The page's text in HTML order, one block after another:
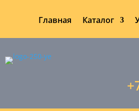
Главная Каталог